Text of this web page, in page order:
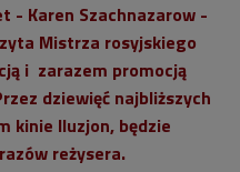
- Karen Szachnazarow -
Mistrza rosyjskiego
i zarazem promocją
dziewięć najbliższych
kinie Iluzjon, będzie
reżysera.